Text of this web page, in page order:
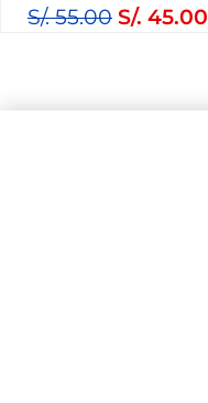
S/.55.00 S/. 45.00